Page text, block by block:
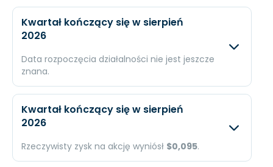
Przychody $2,84 mld.
EPS
Kwartał kończący się w sierpień
2026
Data rozpoczęcia działalności nie jest jeszcze
znana.
Przychody
Dochód $205,5 mln.
Kwartał kończący się w sierpień
2026
Rzeczywisty zysk na akcję wyniósł $0,095.